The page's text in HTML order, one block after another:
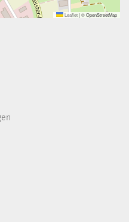
Leaflet|© OpenStreetMap